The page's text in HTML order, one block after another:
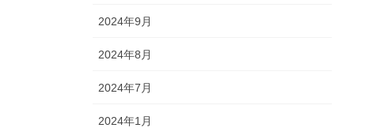
2024年9月
2024年8月
2024年7月
2024年1月